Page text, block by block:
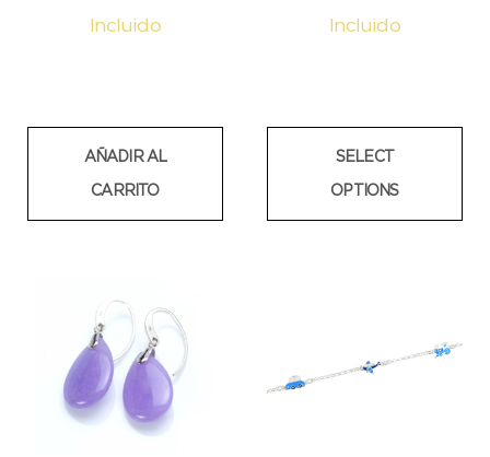
Incluido
AÑADIR AL
CARRITO
Incluido
SELECT
OPTIONS